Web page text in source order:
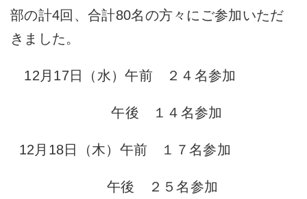
部の計4回、合計80名の方々にご参加いただ
きました。
12月17日（水）午前 ２４名参加
午後 １４名参加
12月18日（木）午前 １７名参加
午後 ２５名参加